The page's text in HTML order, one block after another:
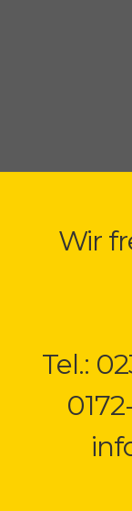
Wir
Tel.: